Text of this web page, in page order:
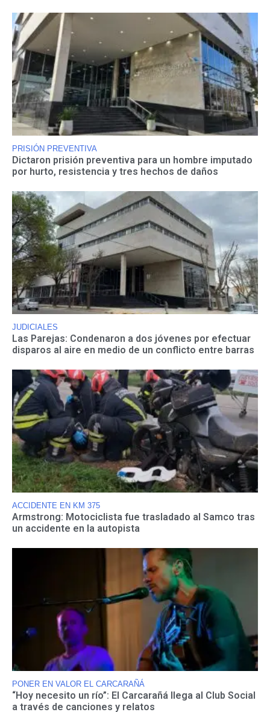
PRISIÓN PREVENTIVA
Dictaron prisión preventiva para un hombre imputado
por hurto, resistencia y tres hechos de daños
JUDICIALES
Las Parejas: Condenaron a dos jóvenes por efectuar
disparos al aire en medio de un conflicto entre barras
ACCIDENTE EN KM 375
Armstrong: Motociclista fue trasladado al Samco tras
un accidente en la autopista
PONER EN VALOR EL CARCARAÑÁ
“Hoy necesito un río”: El Carcarañá llega al Club Social
a través de canciones y relatos